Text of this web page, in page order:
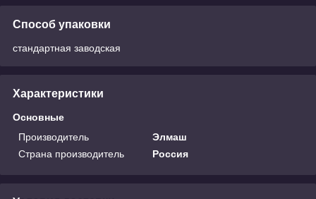
Способ упаковки
стандартная заводская
Характеристики
Основные
Производитель
Элмаш
Страна производитель
Россия